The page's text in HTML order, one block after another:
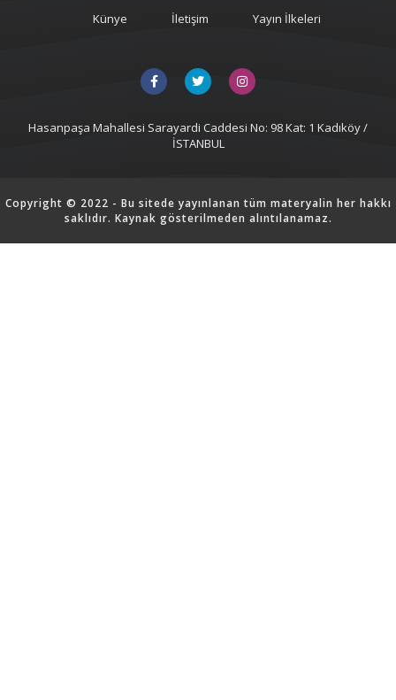
Künye İletişim Yayın İlkeleri
Hasanpaşa Mahallesi Sarayardi Caddesi No: 98 Kat: 1 Kadıköy /
İSTANBUL
Copyright © 2022 - Bu sitede yayınlanan tüm materyalin her hakkı
saklıdır. Kaynak gösterilmeden alıntılanamaz.